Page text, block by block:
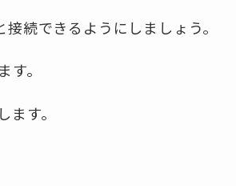
続できるようにしましょう。
。
す。